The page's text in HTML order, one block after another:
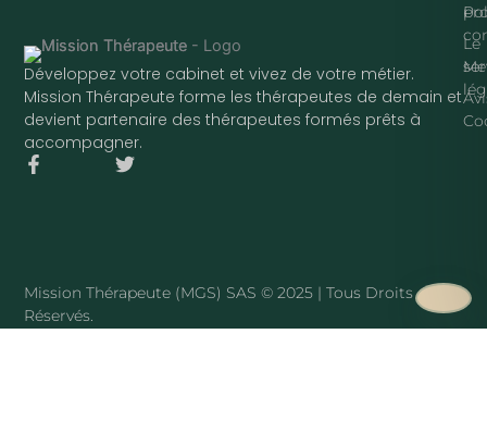
Développez votre cabinet et vivez de votre métier.
Mission Thérapeute forme les thérapeutes de demain et
devient partenaire des thérapeutes formés prêts à
accompagner.
F
k
-
T
Le
Mission Thérapeute (MGS) SAS © 2025 | Tous Droits
Réservés.